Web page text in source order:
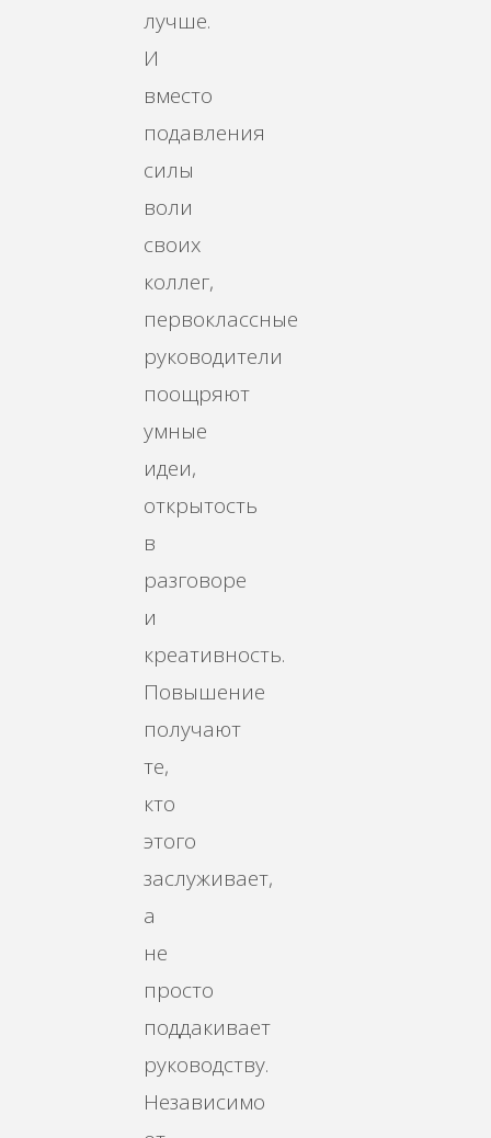
лучше.
И
вместо
подавления
силы
воли
своих
коллег,
первоклассные
руководители
поощряют
умные
идеи,
открытость
в
разговоре
и
креативность.
Повышение
получают
те,
кто
этого
заслуживает,
а
не
просто
поддакивает
руководству.
Независимо